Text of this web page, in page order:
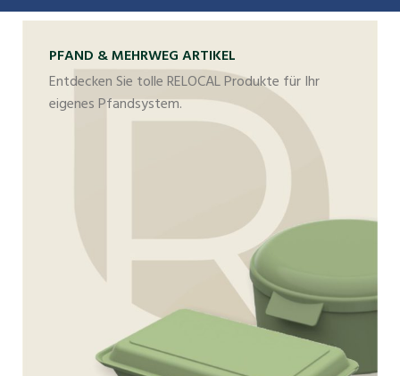
PFAND & MEHRWEG ARTIKEL
Entdecken Sie tolle RELOCAL Produkte für Ihr
eigenes Pfandsystem.